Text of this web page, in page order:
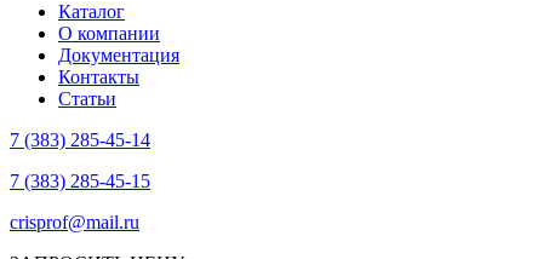
Каталог
О компании
Документация
Контакты
Статьи
7 (383) 285-45-14
7 (383) 285-45-15
crisprof@mail.ru